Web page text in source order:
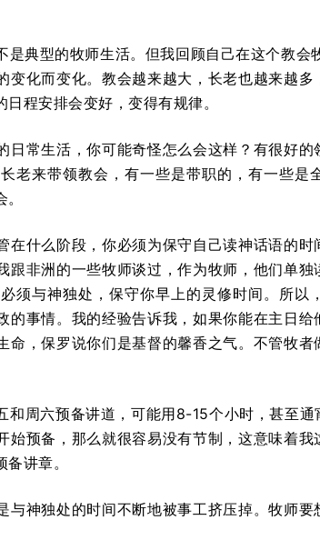
是典型的牧师生活。但我回顾自己在这个教会
变化而变化。教会越来越大，长老也越来越
程安排会变好，变得有规律。
日常生活，你可能奇怪怎么会这样？有很好
老来带领教会，有一些是带职的，有一些是
什么阶段，你必须为保守自己读神话语的时
跟非洲的一些牧师谈过，作为牧师，他们单
须与神独处，保守你早上的灵修时间。所以
的事情。我的经验告诉我，如果你能在主日
，保罗说你们是基督的馨香之气。不管牧者
和周六预备讲道，可能用8-15个小时，甚至
始预备，那么就很容易没有节制，这意味着
讲章。
与神独处的时间不断地被事工挤压掉。牧师